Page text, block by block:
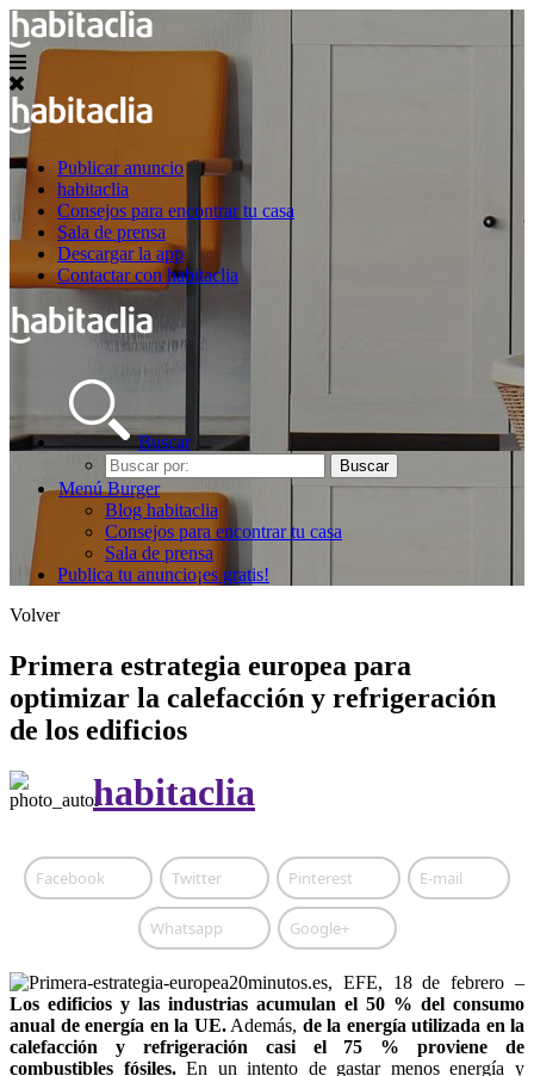
Publicar anuncio
habitaclia
Consejos para encontrar tu casa
Sala de prensa
Descargar la app
Contactar con habitaclia
Buscar
Buscar
por:
Buscar
Menú Burger
Blog habitaclia
Consejos para encontrar tu casa
Sala de prensa
Publica tu anuncio¡es gratis!
Volver
Primera estrategia europea para
optimizar la calefacción y refrigeración
de los edificios
habitaclia
Facebook Twitter Pinterest E-mail
Whatsapp Google+
20minutos.es, EFE, 18 de febrero –
Los edificios y las industrias acumulan el 50 % del consumo
anual de energía en la UE.Además, de la energía utilizada en la
calefacción y refrigeración casi el 75 % proviene de
combustibles fósiles. En un intento de gastar menos energía y